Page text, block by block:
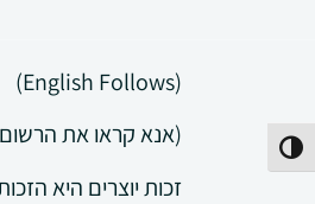
הפעל/כבה ניגודיות גבוהה
(English Follows)
(אנא קראו את הרשום
זכות יוצרים היא